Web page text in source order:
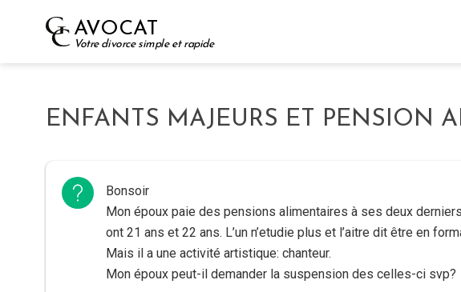
AVOCAT
Votre divorce simple et rapide
ENFANTS MAJEURS ET PENSION
Bonsoir
Mon époux paie des pensions alimentaires à ses deux
ont 21 ans et 22 ans. L’un n’etudie plus et l’aitre dit être en
Mais il a une activité artistique: chanteur.
Mon époux peut-il demander la suspension des celles-ci svp?